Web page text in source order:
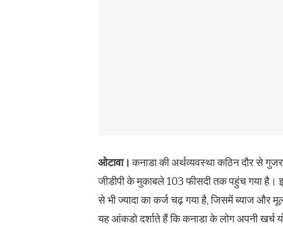
ओटावा।कनाडा की अर्थव्यवस्था कठिन दौर से
जीडीपी के मुकाबले 103 फीसदी तक पहुंच गया है।
से भी ज्यादा का कर्ज चढ़ गया है, जिसमें ब्याज और
यह आंकडो दर्शाते हैं कि कनाडा के लोग अपनी खर्च